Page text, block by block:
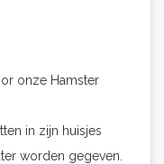
onze Hamster
in zijn huisjes
worden gegeven.